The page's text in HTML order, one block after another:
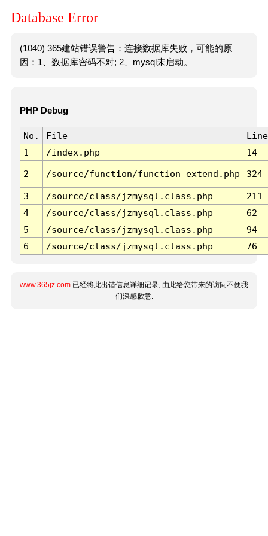
Database Error
(1040) 365建站错误警告：连接数据库失败，可能的原
因：1、数据库密码不对; 2、mysql未启动。
PHP Debug
No. File
Line
1
/index.php 14
2 /source/function/function_extend.php 324
3 /source/class/jzmysql.class.php
211
4
/source/class/jzmysql.class.php
62
5
/source/class/jzmysql.class.php
94
6
/source/class/jzmysql.class.php 76
www.365jz.com 已经将此出错信息详细记录, 由此给您带来的访问不便我
们深感歉意.